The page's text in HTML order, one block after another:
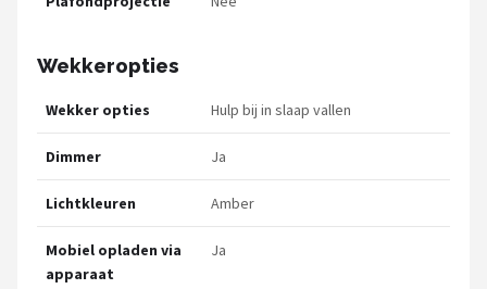
Wekkeropties
Wekker opties Hulp bij in slaap vallen
Dimmer Ja
Lichtkleuren Amber
Mobiel opladen via
apparaat
Ja